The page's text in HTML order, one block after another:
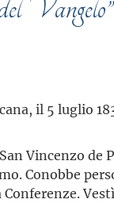
il 5 luglio
Vincenzo de
Conobbe